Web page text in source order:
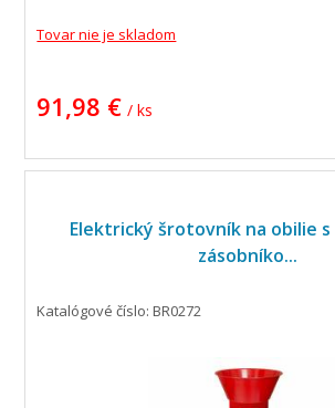
Tovar nie je skladom
91,98 € / ks
Elektrický šrotovník na obilie
zásobníko...
Katalógové číslo: BR0272